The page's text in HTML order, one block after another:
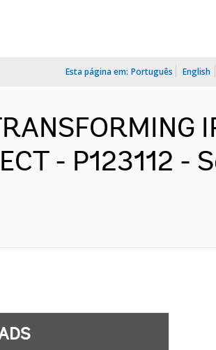
Esta página em: Português English
- P123112 -